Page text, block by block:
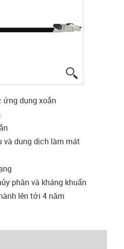
ứng dụng xoắn
và dung dịch làm mát
phân và kháng khuẩn
lên tới 4 năm